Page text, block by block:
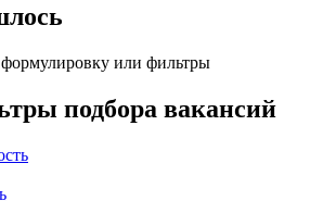
или фильтры
подбора вакансий